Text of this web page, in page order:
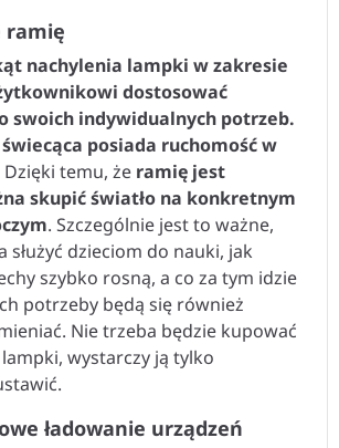
ramię
nachylenia lampki w zakresie
dostosować
swoich indywidualnych potrzeb.
posiada ruchomość w
Dzięki temu, że ramię jest
skupić światło na konkretnym
. Szczególnie jest to ważne,
służyć dzieciom do nauki, jak
szybko rosną, a co za tym idzie
potrzeby będą się również
Nie trzeba będzie kupować
wystarczy ją tylko
ładowanie urządzeń